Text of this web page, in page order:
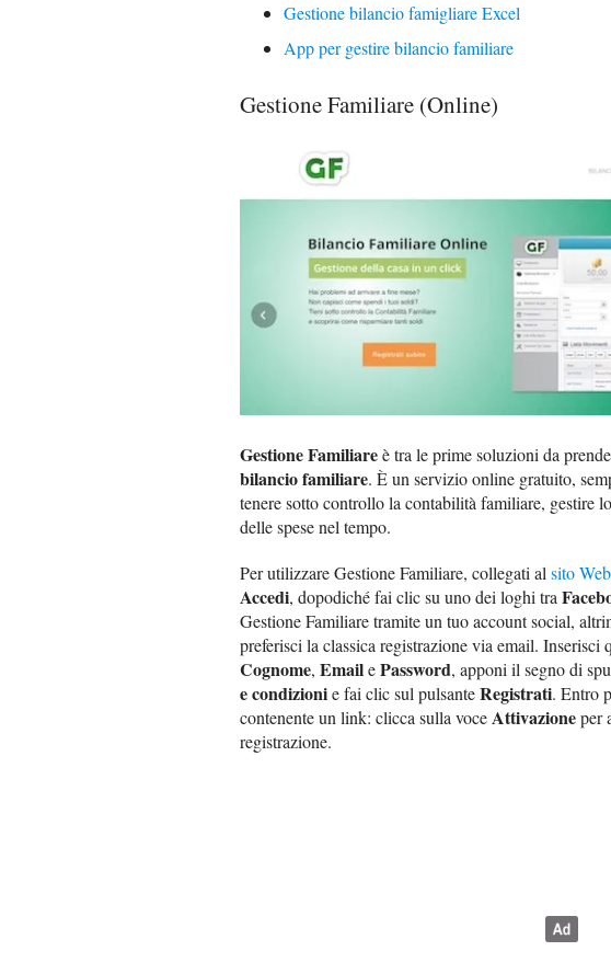
Gestione bilancio famigliare Excel
App per gestire bilancio familiare
Gestione Familiare (Online)
Gestione Familiareè tra le prime soluzioni da
bilancio familiare. È un servizio online gratuito,
tenere sotto controllo la contabilità familiare, gestire
delle spese nel tempo.
Per utilizzare Gestione Familiare, collegati al sito
Accedi, dopodiché fai clic su uno dei loghi tra
Gestione Familiare tramite un tuo account social,
preferisci la classica registrazione via email.
Cognome, EmailePassword, apponi il segno di
e condizionie fai clic sul pulsanteRegistrati. Entro
contenente un link: clicca sulla voce Attivazioneper
registrazione.